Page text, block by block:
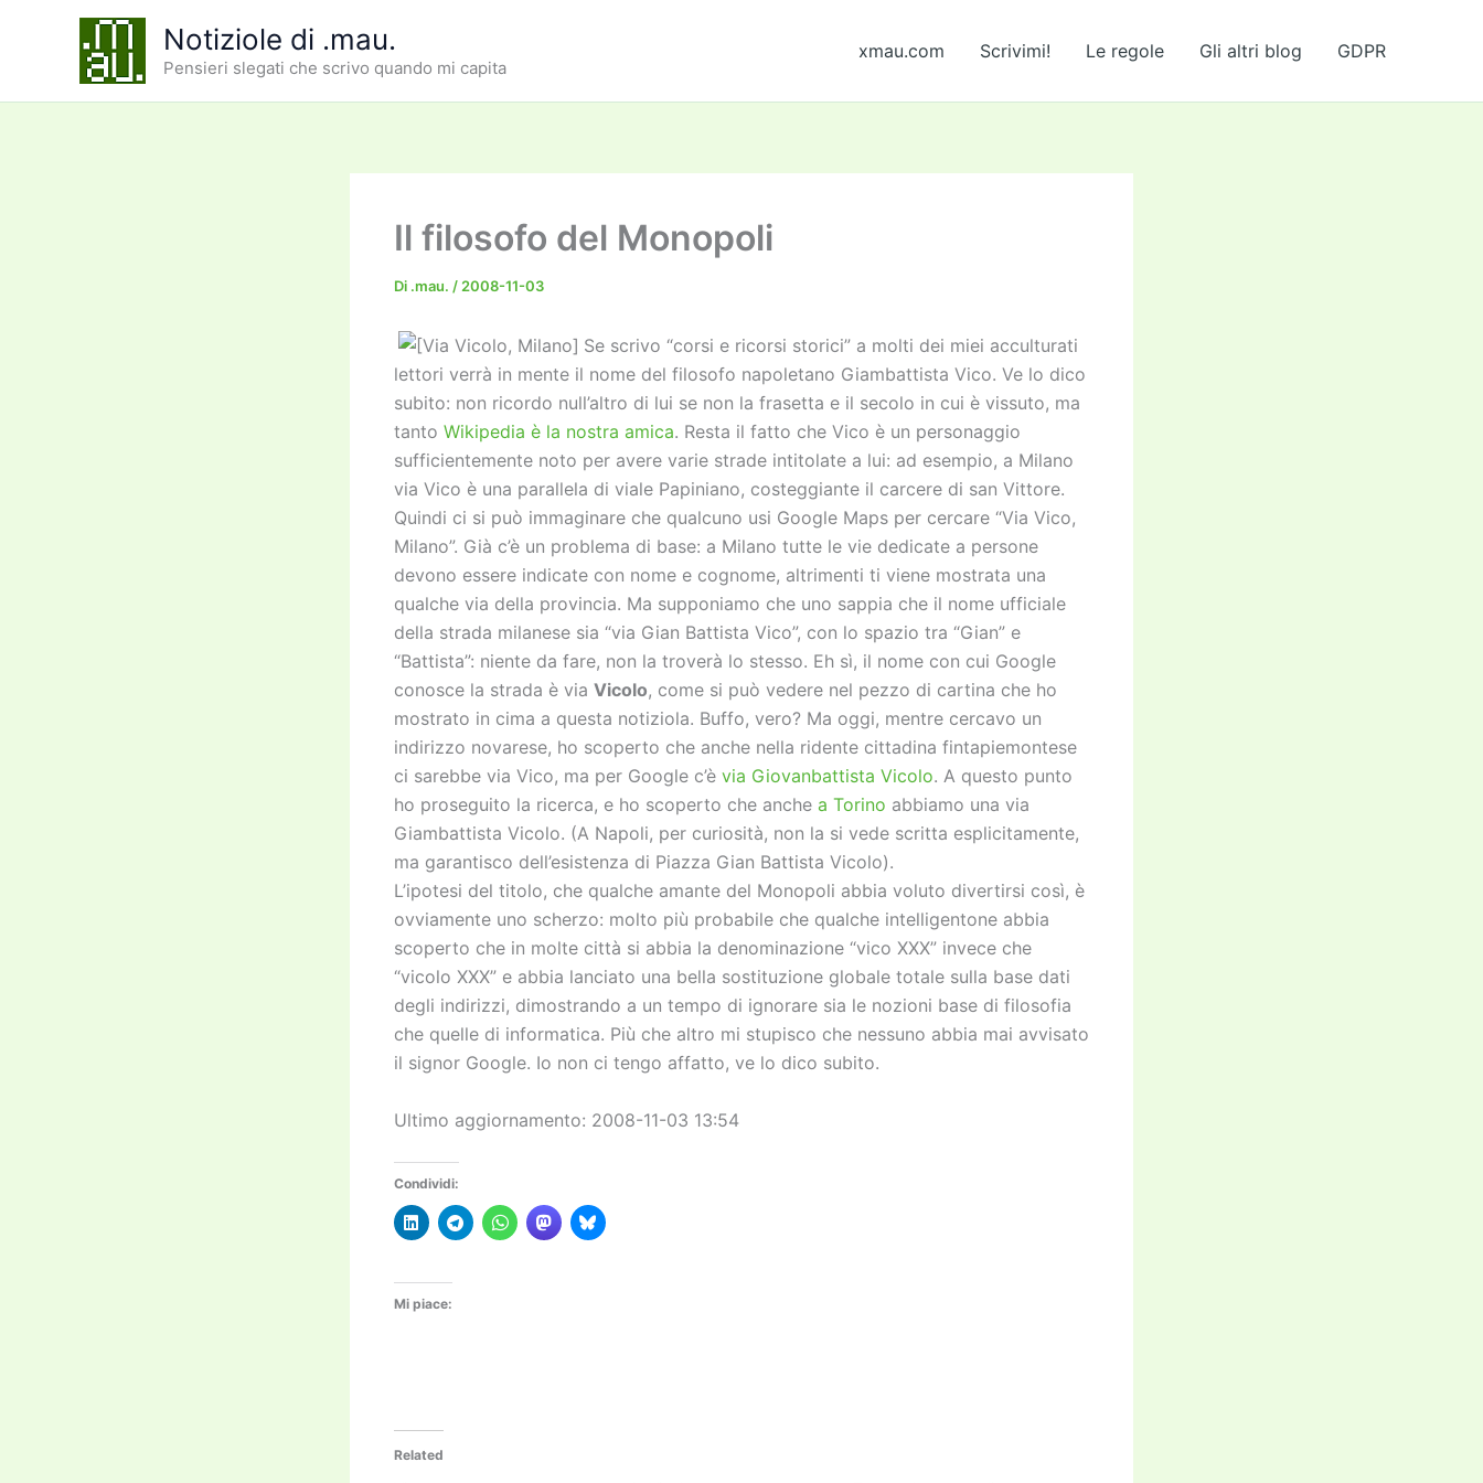
Notiziole di .mau.
Pensieri slegati che scrivo quando mi capita
xmau.com Scrivimi! Le regole Gli altri blog GDPR
Il filosofo del Monopoli
Di .mau. / 2008-11-03
Se scrivo “corsi e ricorsi storici” a molti dei miei acculturati
lettori verrà in mente il nome del filosofo napoletano Giambattista Vico. Ve lo dico
subito: non ricordo null’altro di lui se non la frasetta e il secolo in cui è vissuto, ma
tanto Wikipedia è la nostra amica. Resta il fatto che Vico è un personaggio
sufficientemente noto per avere varie strade intitolate a lui: ad esempio, a Milano
via Vico è una parallela di viale Papiniano, costeggiante il carcere di san Vittore.
Quindi ci si può immaginare che qualcuno usi Google Maps per cercare “Via Vico,
Milano”. Già c’è un problema di base: a Milano tutte le vie dedicate a persone
devono essere indicate con nome e cognome, altrimenti ti viene mostrata una
qualche via della provincia. Ma supponiamo che uno sappia che il nome ufficiale
della strada milanese sia “via Gian Battista Vico”, con lo spazio tra “Gian” e
“Battista”: niente da fare, non la troverà lo stesso. Eh sì, il nome con cui Google
conosce la strada è via Vicolo, come si può vedere nel pezzo di cartina che ho
mostrato in cima a questa notiziola. Buffo, vero? Ma oggi, mentre cercavo un
indirizzo novarese, ho scoperto che anche nella ridente cittadina fintapiemontese
ci sarebbe via Vico, ma per Google c’è via Giovanbattista Vicolo. A questo punto
ho proseguito la ricerca, e ho scoperto che anche a Torino abbiamo una via
Giambattista Vicolo. (A Napoli, per curiosità, non la si vede scritta esplicitamente,
ma garantisco dell’esistenza di Piazza Gian Battista Vicolo).
L’ipotesi del titolo, che qualche amante del Monopoli abbia voluto divertirsi così, è
ovviamente uno scherzo: molto più probabile che qualche intelligentone abbia
scoperto che in molte città si abbia la denominazione “vico XXX” invece che
“vicolo XXX” e abbia lanciato una bella sostituzione globale totale sulla base dati
degli indirizzi, dimostrando a un tempo di ignorare sia le nozioni base di filosofia
che quelle di informatica. Più che altro mi stupisco che nessuno abbia mai avvisato
il signor Google. Io non ci tengo affatto, ve lo dico subito.
Ultimo aggiornamento: 2008-11-03 13:54
Condividi:
Mi piace:
Related